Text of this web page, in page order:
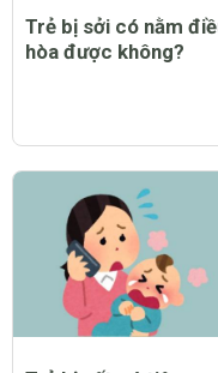
Trẻ bị sởi có nằm điều
hòa được không?